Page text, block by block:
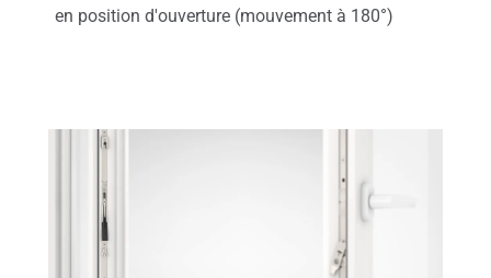
en position d'ouverture (mouvement à 180°)